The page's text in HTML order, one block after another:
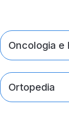
Oncologia e
Ortopedia